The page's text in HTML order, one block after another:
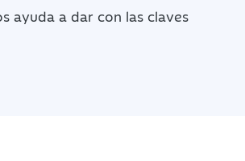
ayuda a dar con las claves